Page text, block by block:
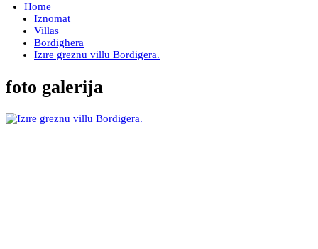
Home
Iznomāt
Villas
Bordighera
Izīrē greznu villu Bordigērā.
foto galerija